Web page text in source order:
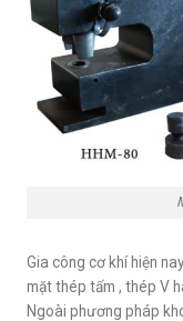
Gia công cơ khí hiện
mặt thép tấm , thép V
Ngoài phương pháp